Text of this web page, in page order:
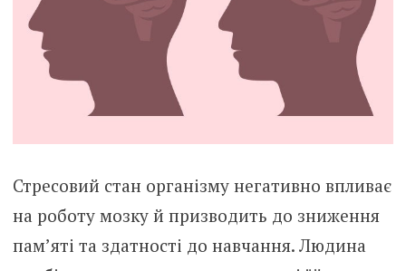
Стресовий стан організму негативно впливає
на роботу мозку й призводить до зниження
пам’яті та здатності до навчання. Людина